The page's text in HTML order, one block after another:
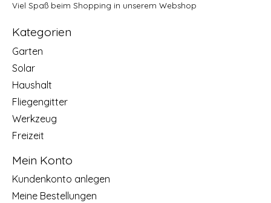
Viel Spaß beim Shopping in unserem Webshop
Kategorien
Garten
Solar
Haushalt
Fliegengitter
Werkzeug
Freizeit
Mein Konto
Kundenkonto anlegen
Meine Bestellungen